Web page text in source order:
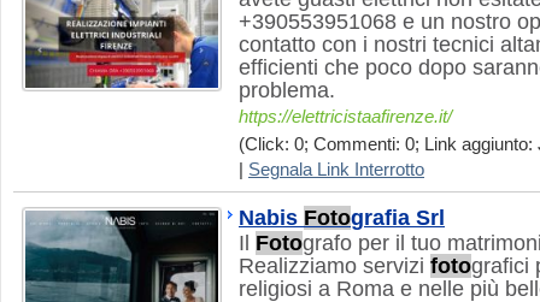
+390553951068 e un nostro
contatto con i nostri tecnici
efficienti che poco dopo
problema.
https://elettricistaafirenze.it/
(Click: 0; Commenti: 0; Link aggiunto:
Segnala Link Interrotto
Nabis Fotografia Srl
Il Fotografo per il tuo
Realizziamo servizi fotografici
religiosi a Roma e nelle più